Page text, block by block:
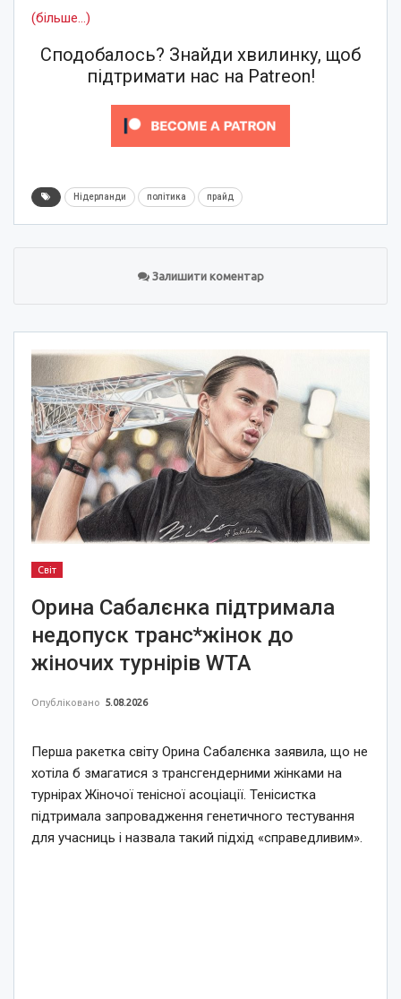
(більше…)
Сподобалось? Знайди хвилинку, щоб
підтримати нас на Patreon!
Нідерланди політика прайд
Залишити коментар
Світ
Орина Сабалєнка підтримала
недопуск транс*жінок до
жіночих турнірів WTA
Опубліковано 5.08.2026
Перша ракетка світу Орина Сабалєнка заявила, що не
хотіла б змагатися з трансгендерними жінками на
турнірах Жіночої тенісної асоціації. Тенісистка
підтримала запровадження генетичного тестування
для учасниць і назвала такий підхід «справедливим».